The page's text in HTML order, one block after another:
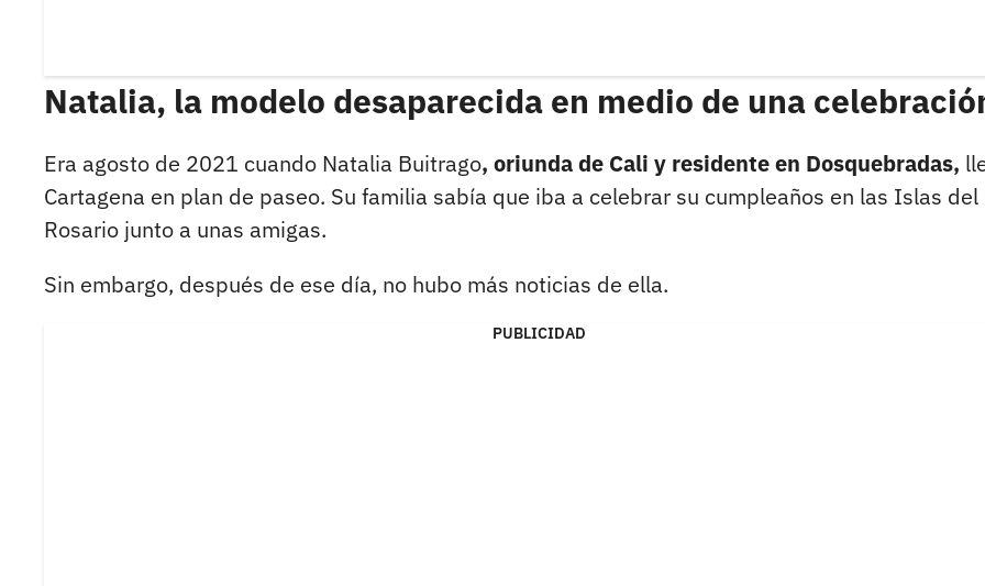
Natalia, la modelo desaparecida en medio de una
Era agosto de 2021 cuando Natalia Buitrago, oriunda de Cali y residente en Dosquebradas,
Cartagena en plan de paseo. Su familia sabía que iba a celebrar su cumpleaños en las Islas del
Rosario junto a unas amigas.
Sin embargo, después de ese día, no hubo más noticias de ella.
PUBLICIDAD